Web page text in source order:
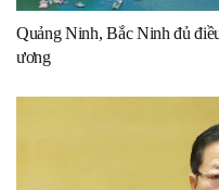
Quảng Ninh, Bắc Ninh đủ
ương